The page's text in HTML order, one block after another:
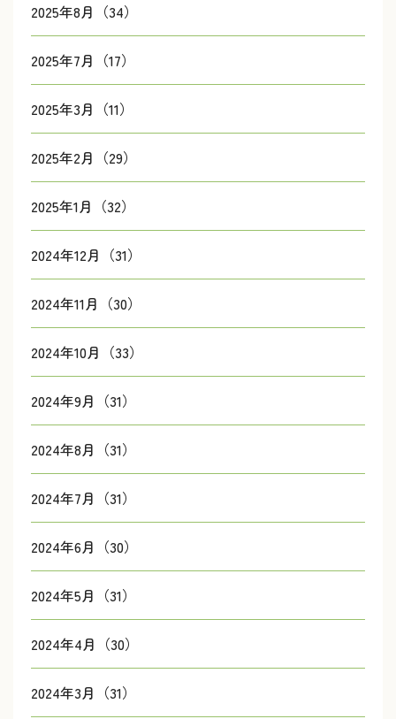
2025年8月（34）
2025年7月（17）
2025年3月（11）
2025年2月（29）
2025年1月（32）
2024年12月（31）
2024年11月（30）
2024年10月（33）
2024年9月（31）
2024年8月（31）
2024年7月（31）
2024年6月（30）
2024年5月（31）
2024年4月（30）
2024年3月（31）